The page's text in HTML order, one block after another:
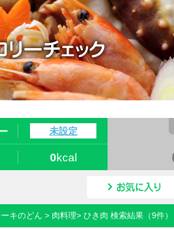
未設定
0kcal
カロリー検索
キのどん > 肉料理> ひき肉 検索結果（9件）